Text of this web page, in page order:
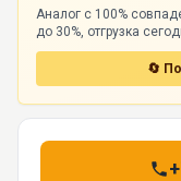
Аналог с 100%
до 30%, отгрузка
🔄